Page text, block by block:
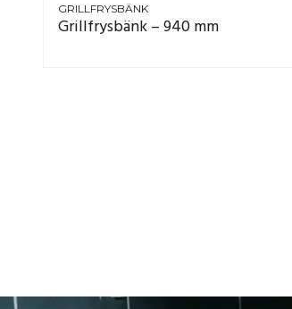
GRILLFRYSBÄNK
Grillfrysbänk – 940 mm